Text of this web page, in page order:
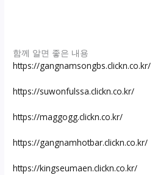
함께 알면 좋은 내용
https://gangnamsongbs.clickn.co.kr/
https://suwonfulssa.clickn.co.kr/
https://maggogg.clickn.co.kr/
https://gangnamhotbar.clickn.co.kr/
https://kingseumaen.clickn.co.kr/